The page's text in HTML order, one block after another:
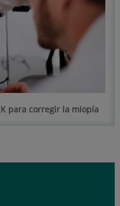
para corregir la miopía